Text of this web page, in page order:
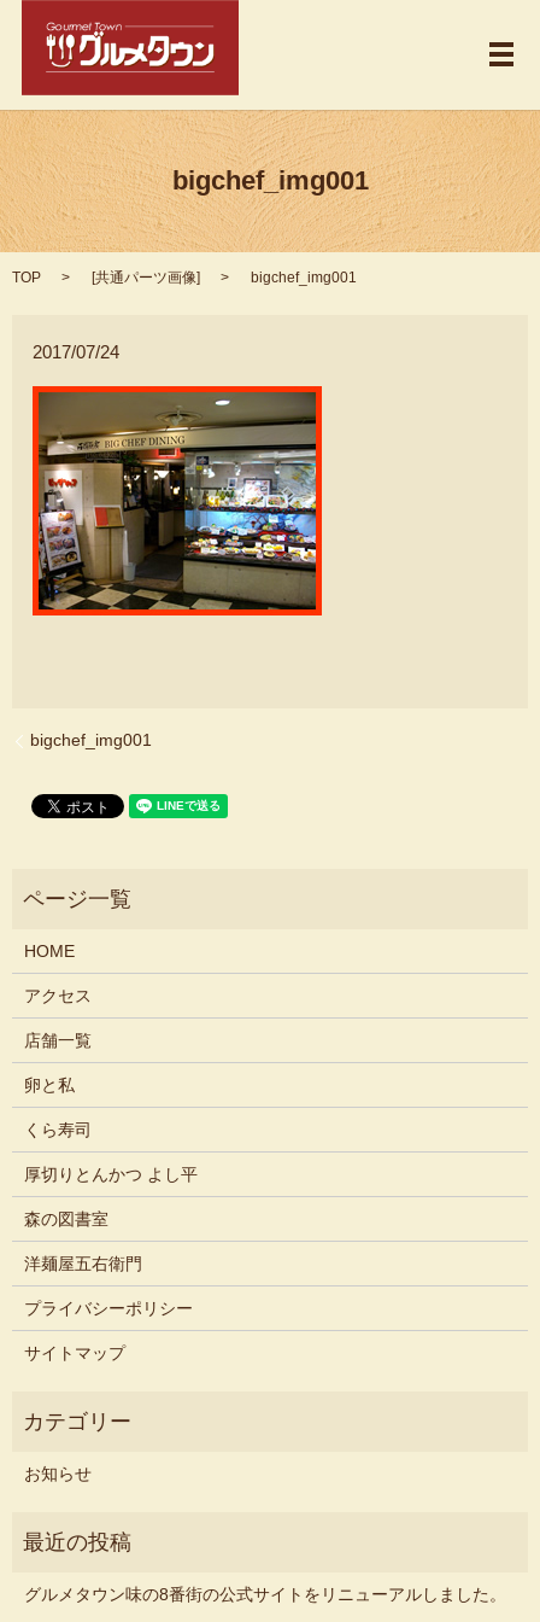
メ
bigchef_img001
TOP [共通パーツ画像] bigchef_img001
2017/07/24
bigchef_img001
HOME
アクセス
店舗一覧
卵と私
くら寿司
厚切りとんかつ よし平
森の図書室
洋麺屋五右衛門
プライバシーポリシー
サイトマップ
お知らせ
グルメタウン味の8番街の公式サイトをリニューアルしました。